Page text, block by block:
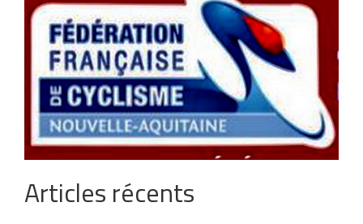
Articles récents